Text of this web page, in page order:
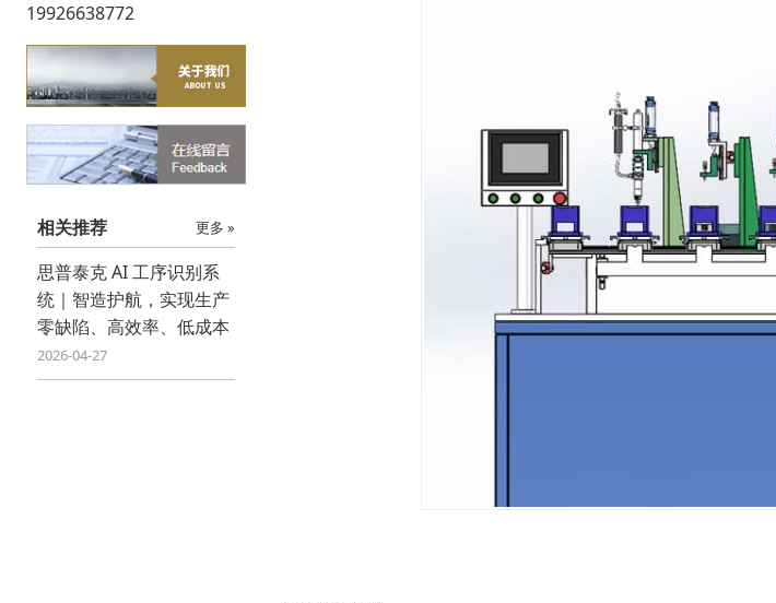
19926638772
相关推荐 更多 »
思普泰克 AI 工序识别系
统｜智造护航，实现生产
零缺陷、高效率、低成本
2026-04-27